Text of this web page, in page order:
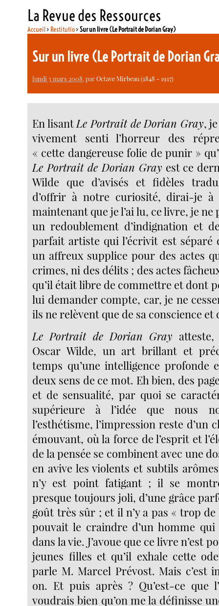
La Revue des Ressources
Accueil> Restitutio>Sur un livre (Le Portrait de Dorian Gray)
Sur un livre (Le Portrait de Dorian
lundi 3 mars 2008, parOctave Mirbeau (1848 - 1917)
En lisant Le Portrait de Dorian Gray,
vivement senti l’horreur des
« cette dangereuse folie de punir »
Le Portrait de Dorian Gray est ce
Wilde que d’avisés et fidèles
d’offrir à notre curiosité, dirai-je
maintenant que je l’ai lu, ce livre, je ne
un redoublement d’indignation et
parfait artiste qui l’écrivit est séparé
un affreux supplice pour des actes
crimes, ni des délits ; des actes
qu’il était libre de commettre et dont
lui demander compte, car, je ne
ils ne relèvent que de sa conscience
Le Portrait de Dorian Gray
Oscar Wilde, un art brillant et
temps qu’une intelligence profonde
deux sens de ce mot. Eh bien, des
et de sensualité, par quoi se
supérieure à l’idée que nous
l’esthétisme, l’impression reste d’un
émouvant, où la force de l’esprit et
de la pensée se combinent avec une
en avive les violents et subtils
n’y est point fatigant ; il se
presque toujours joli, d’une grâce
goût très sûr ; et il n’y a pas « trop de
pouvait le craindre d’un homme
dans la vie. J’avoue que ce livre n’est
jeunes filles et qu’il exhale cette
parle M. Marcel Prévost. Mais
on. Et puis après ? Qu’est-ce que
voudrais bien qu’on me la définisse